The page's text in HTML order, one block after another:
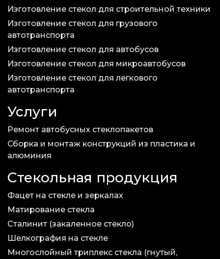
Изготовление стекол для строительной техники
Изготовление стекол для грузового
автотранспорта
Изготовление стекол для автобусов
Изготовление стекол для микроавтобусов
Изготовление стекол для легкового
автотранспорта
Услуги
Ремонт автобусных стеклопакетов
Сборка и монтаж конструкций из пластика и
алюминия
Стекольная продукция
Фацет на стекле и зеркалах
Матирование стекла
Сталинит (закаленное стекло)
Шелкография на стекле
Многослойный триплекс стекла (гнутый,